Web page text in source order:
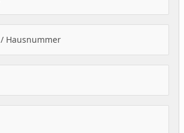
Hausnummer